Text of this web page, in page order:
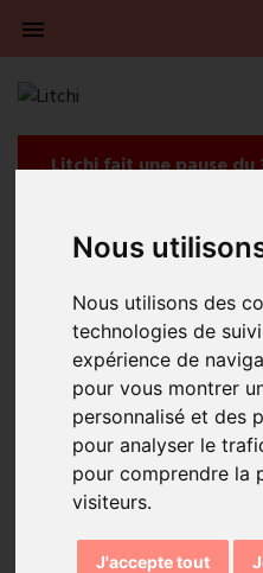
Nous
Nous utilisons des
technologies de
expérience de
pour vous montrer
personnalisé et des
pour analyser le
pour comprendre la
visiteurs.
J'accepte tout

Litchi fait une pause du
Accueil
Boucles d'oreille